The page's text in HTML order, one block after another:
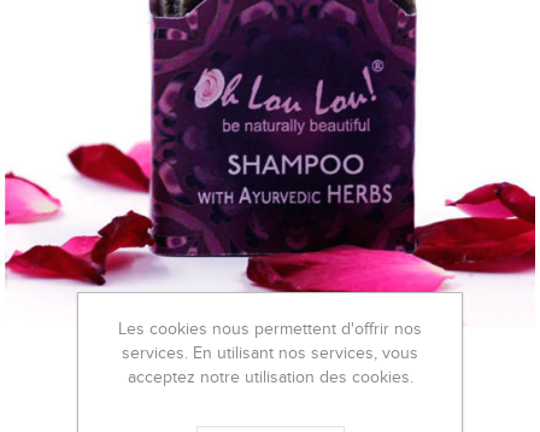
Les cookies nous permettent d'offrir nos
services. En utilisant nos services, vous
acceptez notre utilisation des cookies.